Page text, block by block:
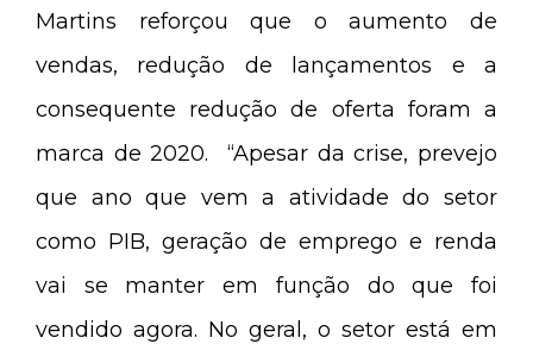
Martins reforçou que o aumento de
vendas, redução de lançamentos e a
consequente redução de oferta foram a
marca de 2020. “Apesar da crise, prevejo
que ano que vem a atividade do setor
como PIB, geração de emprego e renda
vai se manter em função do que foi
vendido agora. No geral, o setor está em